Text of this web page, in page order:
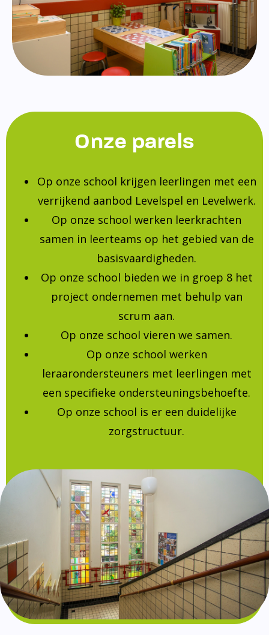
Onze parels
Op onze school krijgen leerlingen met een
verrijkend aanbod Levelspel en Levelwerk.
Op onze school werken leerkrachten
samen in leerteams op het gebied van de
basisvaardigheden.
Op onze school bieden we in groep 8 het
project ondernemen met behulp van
scrum aan.
Op onze school vieren we samen.
Op onze school werken
leraarondersteuners met leerlingen met
een specifieke ondersteuningsbehoefte.
Op onze school is er een duidelijke
zorgstructuur.